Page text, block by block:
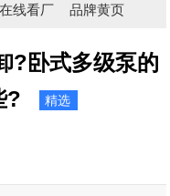
在线看厂 品牌黄页
?卧式多级泵的
?
精选